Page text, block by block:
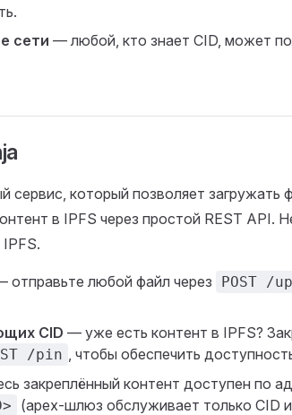
сети — любой, кто знает CID, может
сервис, который позволяет загружать
в IPFS через простой REST API.
отправьте любой файл через POST /
CID — уже есть контент в IPFS?
/pin , чтобы обеспечить
закреплённый контент доступен по
(apex-шлюз обслуживает только CID